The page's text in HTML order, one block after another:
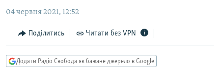
основної
навігації
Перейти
до
пошуку
ЕКОНОМІКА
СУСПІЛЬСТВО
РОСІЙСЬКА «ФІЛЬТРАЦІЯ»
ДОНБАС.РЕАЛІЇ
04 червня 2021, 12:52
Поділитись Читати без VPN
Додати Радіо Свобода як бажане джерело в Google